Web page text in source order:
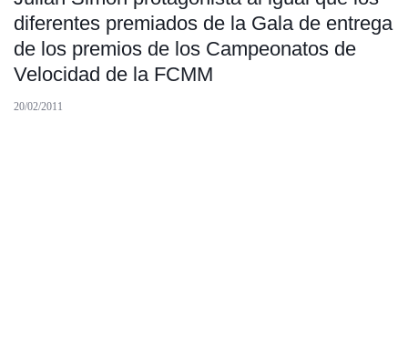
diferentes premiados de la Gala de entrega
de los premios de los Campeonatos de
Velocidad de la FCMM
20/02/2011